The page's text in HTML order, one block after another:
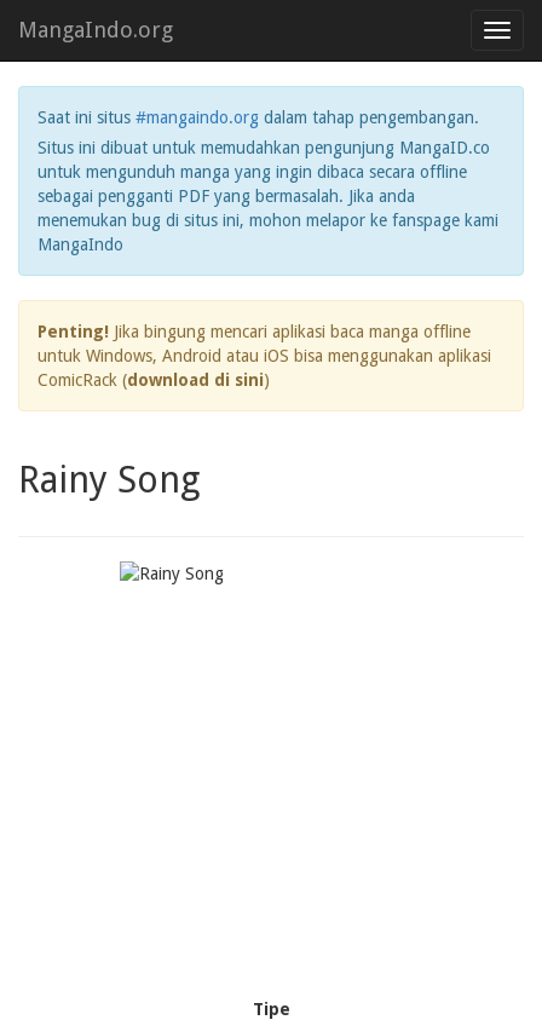
MangaIndo.org
Saat ini situs #mangaindo.org dalam tahap pengembangan.
Situs ini dibuat untuk memudahkan pengunjung MangaID.co
untuk mengunduh manga yang ingin dibaca secara offline
sebagai pengganti PDF yang bermasalah. Jika anda
menemukan bug di situs ini, mohon melapor ke fanspage kami
MangaIndo
Penting! Jika bingung mencari aplikasi baca manga offline
untuk Windows, Android atau iOS bisa menggunakan aplikasi
ComicRack (download di sini)
Rainy Song
Tipe